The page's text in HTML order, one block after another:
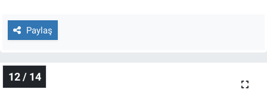
Paylaş
12 / 14